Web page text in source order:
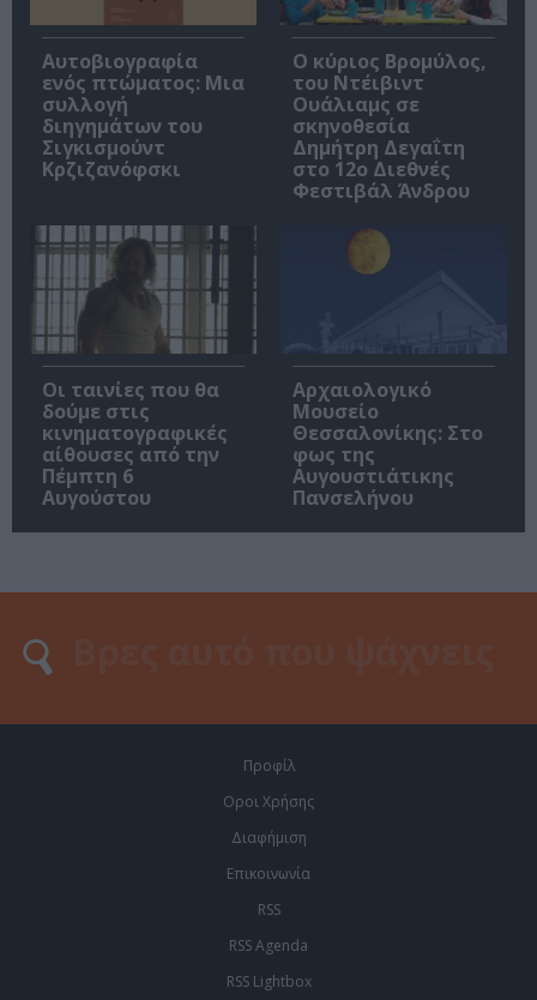
Αυτοβιογραφία
ενός πτώματος: Μια
συλλογή
διηγημάτων του
Σιγκισμούντ
Κρζιζανόφσκι
O κύριος Βρομύλος,
του Ντέιβιντ
Ουάλιαμς σε
σκηνοθεσία
Δημήτρη Δεγαΐτη
στο 12ο Διεθνές
Φεστιβάλ Άνδρου
Οι ταινίες που θα
δούμε στις
κινηματογραφικές
αίθουσες από την
Πέμπτη 6
Αυγούστου
Αρχαιολογικό
Μουσείο
Θεσσαλονίκης: Στο
φως της
Αυγουστιάτικης
Πανσελήνου
Προφίλ
Οροι Χρήσης
Διαφήμιση
Επικοινωνία
RSS
RSS Agenda
RSS Lightbox